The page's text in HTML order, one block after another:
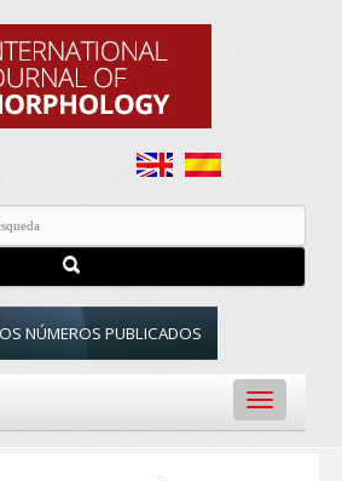
NÚMEROS PUBLICADOS
Toggle
navigation